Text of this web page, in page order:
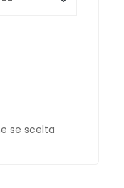
se scelta